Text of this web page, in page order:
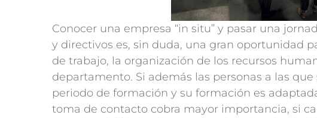
Conocer una empresa “in situ” y pasar una
y directivos es, sin duda, una gran oportunidad
de trabajo, la organización de los recursos
departamento. Si además las personas a las
periodo de formación y su formación es
toma de contacto cobra mayor importancia, si